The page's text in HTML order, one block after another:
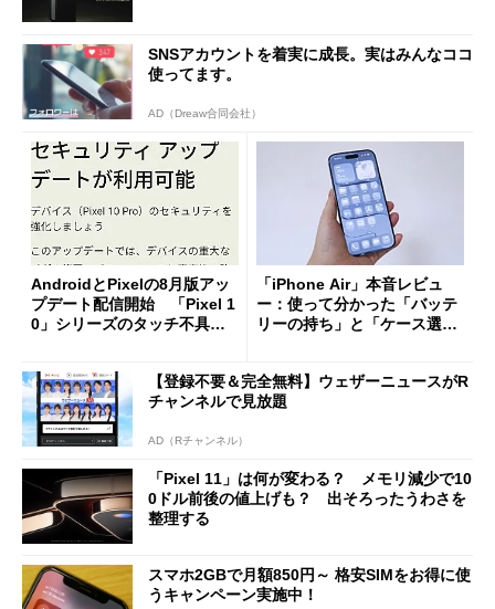
SNSアカウントを着実に成長。実はみんなココ
使ってます。
AD（Dreaw合同会社）
AndroidとPixelの8月版アッ
プデート配信開始 「Pixel 1
0」シリーズのタッチ不具合
「iPhone Air」本音レビュ
ー：使って分かった「バッテ
リーの持ち」と「ケース選
【登録不要＆完全無料】ウェザーニュースがR
チャンネルで見放題
AD（Rチャンネル）
「Pixel 11」は何が変わる？ メモリ減少で10
0ドル前後の値上げも？ 出そろったうわさを
整理する
スマホ2GBで月額850円～ 格安SIMをお得に使
うキャンペーン実施中！